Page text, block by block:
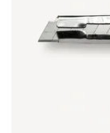
Di.,
Sa.,